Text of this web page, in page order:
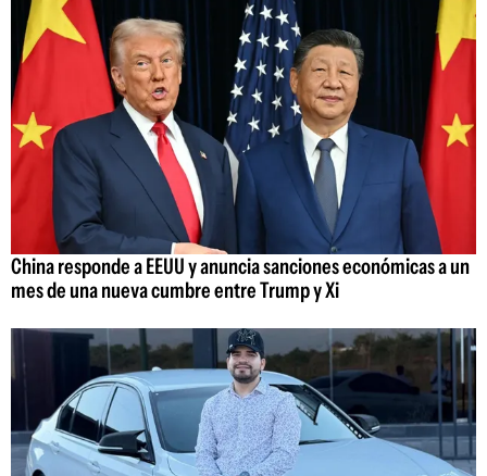
China responde a EEUU y anuncia sanciones económicas a un
mes de una nueva cumbre entre Trump y Xi